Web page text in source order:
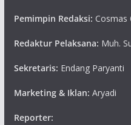
Pemimpin Redaksi: Cosmas
Redaktur Pelaksana: Muh.
Sekretaris: Endang Paryanti
Marketing & Iklan: Aryadi
Reporter: